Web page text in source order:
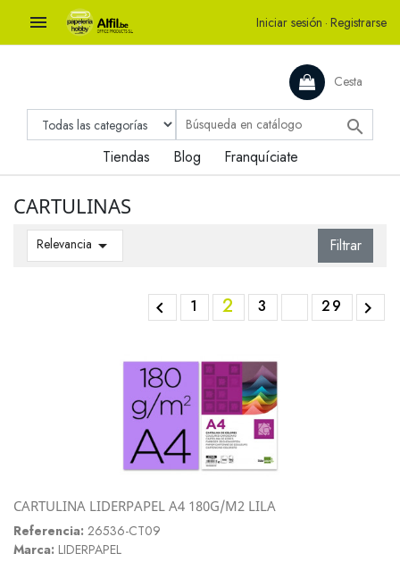
 Iniciar sesión · Registrarse
Cesta

Tiendas Blog Franquíciate
CARTULINAS
Relevancia  Filtrar
 1 2 3 29 
CARTULINA LIDERPAPEL A4 180G/M2 LILA
Referencia: 26536-CT09
Marca: LIDERPAPEL